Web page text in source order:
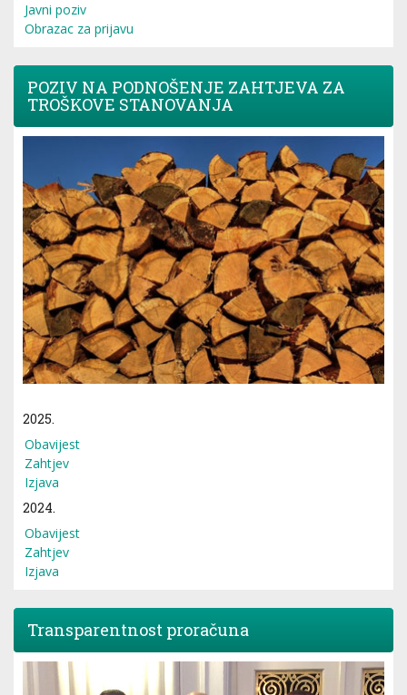
Javni poziv
Obrazac za prijavu
POZIV NA PODNOŠENJE ZAHTJEVA ZA
TROŠKOVE STANOVANJA
2025.
Obavijest
Zahtjev
Izjava
2024.
Obavijest
Zahtjev
Izjava
Transparentnost proračuna